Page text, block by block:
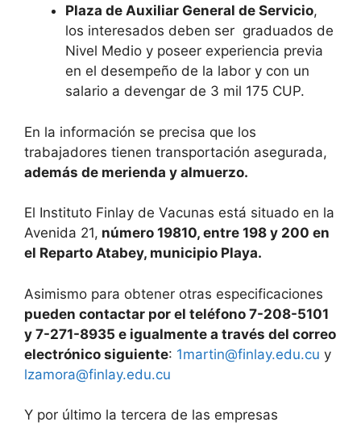
Plaza de Auxiliar General de Servicio,
los interesados deben ser graduados de
Nivel Medio y poseer experiencia previa
en el desempeño de la labor y con un
salario a devengar de 3 mil 175 CUP.
En la información se precisa que los
trabajadores tienen transportación asegurada,
además de merienda y almuerzo.
El Instituto Finlay de Vacunas está situado en la
Avenida 21, número 19810, entre 198 y 200 en
el Reparto Atabey, municipio Playa.
Asimismo para obtener otras especificaciones
pueden contactar por el teléfono 7-208-5101
y 7-271-8935 e igualmente a través del correo
electrónico siguiente: 1martin@finlay.edu.cu y
lzamora@finlay.edu.cu
Y por último la tercera de las empresas